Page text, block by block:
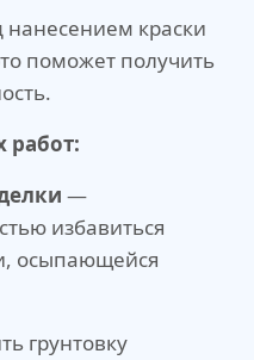
краски
поможет получить
работ:
—
избавиться
осыпающейся
грунтовку